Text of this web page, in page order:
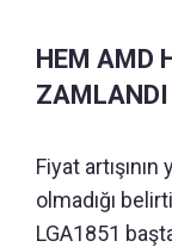
HEM AMD
ZAMLANDI
Fiyat
olmadığı
LGA1851